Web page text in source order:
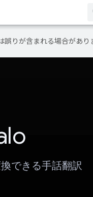
りが含まれる場合があり
できる手話翻訳